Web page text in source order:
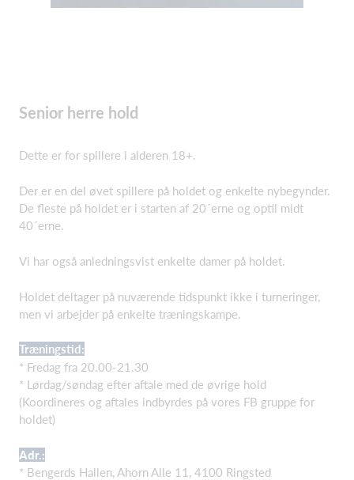
Senior herre hold
Dette er for spillere i alderen 18+.
Der er en del øvet spillere på holdet og enkelte nybegynder.
De fleste på holdet er i starten af 20´erne og optil midt
40´erne.
Vi har også anledningsvist enkelte damer på holdet.
Holdet deltager på nuværende tidspunkt ikke i turneringer,
men vi arbejder på enkelte træningskampe.
Træningstid:
* Fredag fra 20.00-21.30
* Lørdag/søndag efter aftale med de øvrige hold
(Koordineres og aftales indbyrdes på vores FB gruppe for
holdet)
Adr.:
* Bengerds Hallen, Ahorn Alle 11, 4100 Ringsted